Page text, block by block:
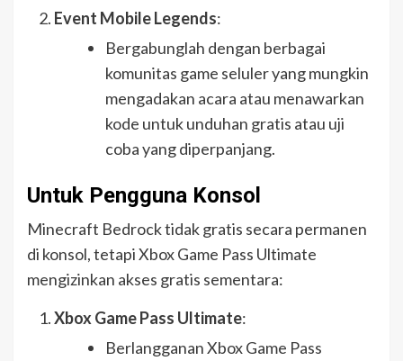
Event Mobile Legends:
Bergabunglah dengan berbagai
komunitas game seluler yang mungkin
mengadakan acara atau menawarkan
kode untuk unduhan gratis atau uji
coba yang diperpanjang.
Untuk Pengguna Konsol
Minecraft Bedrock tidak gratis secara permanen
di konsol, tetapi Xbox Game Pass Ultimate
mengizinkan akses gratis sementara:
Xbox Game Pass Ultimate:
Berlangganan Xbox Game Pass